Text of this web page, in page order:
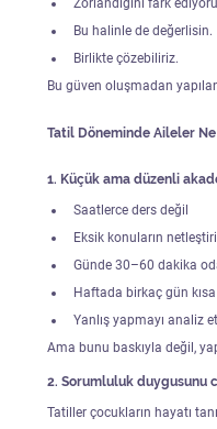
Bu halinle de değerlisin.
Birlikte çözebiliriz.
Bu güven oluşmadan
Tatil Döneminde Aileler
1. Küçük ama düzenli
Saatlerce ders değil
Eksik konuların
Günde 30–60 dakika
Haftada birkaç gün kısa
Yanlış yapmayı analiz
Ama bunu baskıyla değil,
2. Sorumluluk duygusunu
Tatiller çocukların hayatı